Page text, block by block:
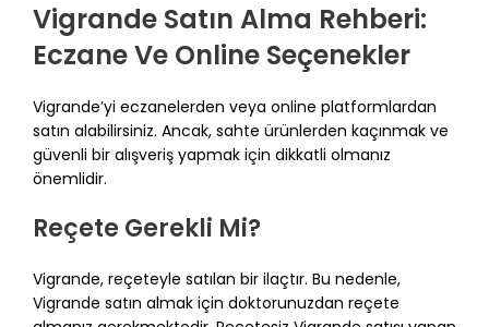
Vigrande Satın Alma Rehberi:
Eczane Ve Online Seçenekler
Vigrande’yi eczanelerden veya online platformlardan
satın alabilirsiniz. Ancak, sahte ürünlerden kaçınmak ve
güvenli bir alışveriş yapmak için dikkatli olmanız
önemlidir.
Reçete Gerekli Mi?
Vigrande, reçeteyle satılan bir ilaçtır. Bu nedenle,
Vigrande satın almak için doktorunuzdan reçete